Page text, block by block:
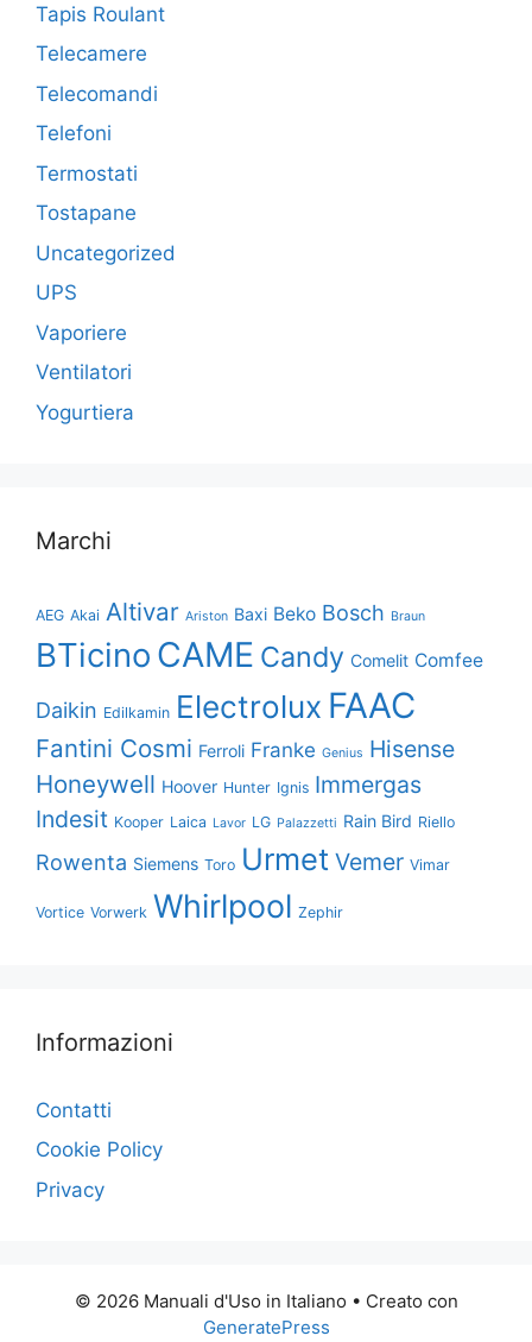
Tapis Roulant
Telecamere
Telecomandi
Telefoni
Termostati
Tostapane
Uncategorized
UPS
Vaporiere
Ventilatori
Yogurtiera
Marchi
AEG Akai Altivar Ariston Baxi Beko Bosch Braun
BTicino CAME Candy Comelit Comfee
Daikin Edilkamin Electrolux FAAC
Fantini Cosmi Ferroli Franke Genius Hisense
Honeywell Hoover Hunter Ignis Immergas
Indesit Kooper Laica Lavor LG Palazzetti Rain Bird Riello
Rowenta Siemens Toro Urmet Vemer Vimar
Vortice Vorwerk Whirlpool Zephir
Informazioni
Contatti
Cookie Policy
Privacy
© 2026 Manuali d'Uso in Italiano • Creato con
GeneratePress